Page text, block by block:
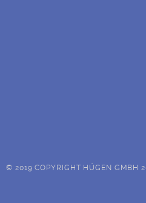
© 2019 COPYRIGHT HÜGEN GMBH